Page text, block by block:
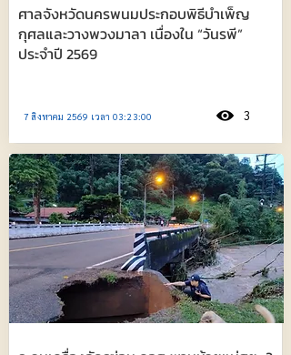
ศาลจังหวัดนครพนมประกอบพิธีบำเพ็ญ
กุศลและวางพวงมาลา เนื่องใน “วันรพี”
ประจำปี 2569
7 สิงหาคม 2569 เวลา 03:23:00 3